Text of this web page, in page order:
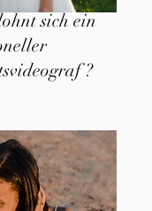
sich ein
?